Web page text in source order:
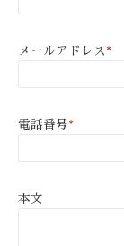
メールアドレス *
電話番号*
本文